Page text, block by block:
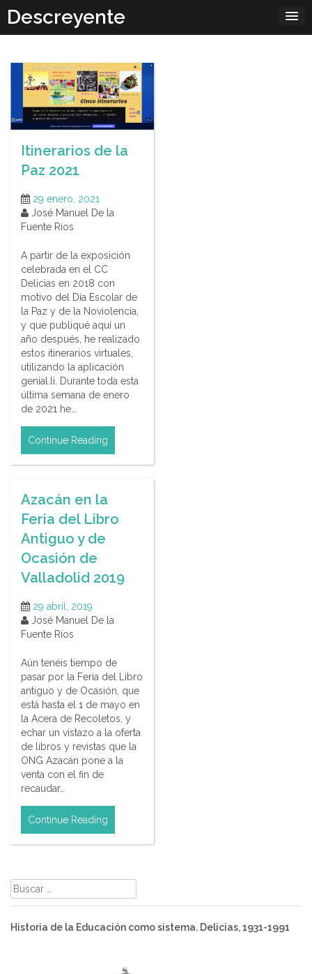
content
Descreyente
Itinerarios de la
Paz 2021
29 enero, 2021
José Manuel De la
Fuente Ríos
A partir de la exposición
celebrada en el CC
Delicias en 2018 con
motivo del Día Escolar de
la Paz y de la Noviolencia,
y que publiqué aquí un
año después, he realizado
estos itinerarios virtuales,
utilizando la aplicación
genial.li. Durante toda esta
última semana de enero
de 2021 he…
Continue Reading
Azacán en la
Feria del Libro
Antiguo y de
Ocasión de
Valladolid 2019
29 abril, 2019
José Manuel De la
Fuente Ríos
Aún tenéis tiempo de
pasar por la Feria del Libro
antiguo y de Ocasión, que
está hasta el 1 de mayo en
la Acera de Recoletos, y
echar un vistazo a la oferta
de libros y revistas que la
ONG Azacán pone a la
venta con el fin de
recaudar…
Continue Reading
Buscar:
Historia de la Educación como sistema. Delicias, 1931-1991